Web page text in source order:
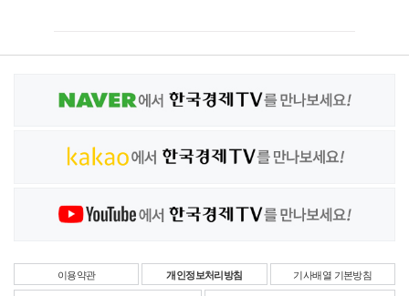
이용약관 개인정보처리방침 기사배열 기본방침